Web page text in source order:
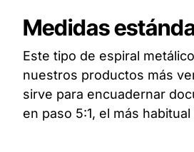
Medidas
Este tipo de espiral
nuestros productos más
sirve para encuadernar
en paso 5:1, el más